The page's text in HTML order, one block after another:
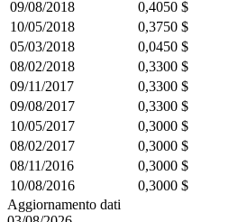
09/08/2018
0,4050 $
10/05/2018
0,3750 $
05/03/2018
0,0450 $
08/02/2018
0,3300 $
09/11/2017
0,3300 $
09/08/2017
0,3300 $
10/05/2017
0,3000 $
08/02/2017
0,3000 $
08/11/2016
0,3000 $
10/08/2016
0,3000 $
Aggiornamento dati